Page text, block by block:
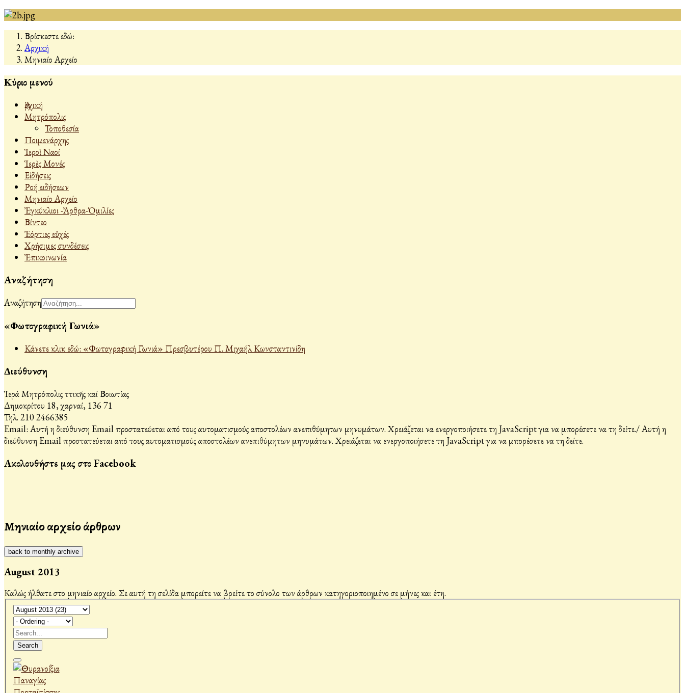
Βρίσκεστε εδώ:
Αρχική
Μηνιαίο Αρχείο
Κύριο μενού
Ἀρχική
Μητρόπολις
Τοποθεσία
Ποιμενάρχης
Ἱεροὶ Ναοί
Ἱερὲς Μονές
Εἰδήσεις
Ροή ειδήσεων
Μηνιαίο Αρχείο
Ἐγκύκλιοι -Ἄρθρα-Ὁμιλίες
Βίντεο
Ἐόρτιες εὐχές
Χρήσιμες συνδέσεις
Ἐπικοινωνία
Αναζήτηση
Αναζήτηση
«Φωτογραφική Γωνιά»
Κάνετε κλικ εδώ: «Φωτογραφική Γωνιά» Πρεσβυτέρου Π. Μιχαήλ Κωνσταντινίδη
Διεύθυνση
Ἱερά Μητρόπολις Ἀττικῆς καί Βοιωτίας
Δημοκρίτου 18, Ἀχαρναί, 136 71
Τηλ. 210 2466385
Email: Αυτή η διεύθυνση Email προστατεύεται από τους αυτοματισμούς αποστολέων ανεπιθύμητων μηνυμάτων. Χρειάζεται να ενεργοποιήσετε τη JavaScript για να μπορέσετε να τη δείτε./Αυτή η
διεύθυνση Email προστατεύεται από τους αυτοματισμούς αποστολέων ανεπιθύμητων μηνυμάτων. Χρειάζεται να ενεργοποιήσετε τη JavaScript για να μπορέσετε να τη δείτε.
Ακολουθήστε μας στο Facebook
Μηνιαίο αρχείο άρθρων
back to monthly archive
August 2013
Καλώς ήλθατε στο μηνιαίο αρχείο. Σε αυτή τη σελίδα μπορείτε να βρείτε το σύνολο των άρθρων κατηγοριοποιημένο σε μήνες και έτη.
Search